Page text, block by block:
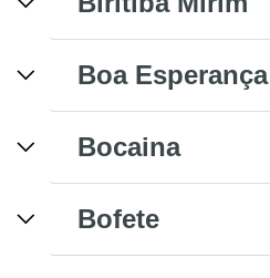
Boa
Bocaina
Bofete